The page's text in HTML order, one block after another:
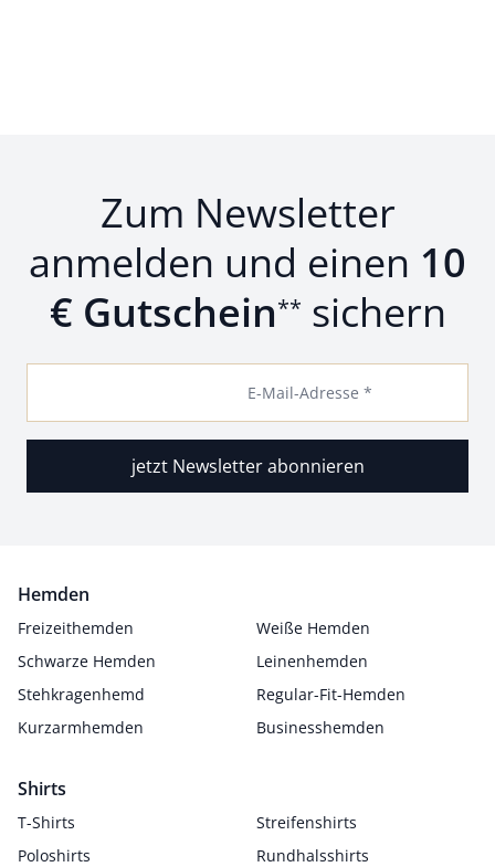
Zum Newsletter
anmelden und einen 10
€ Gutschein** sichern
E-Mail-Adresse *
jetzt Newsletter abonnieren
Hemden
Freizeithemden
Weiße Hemden
Schwarze Hemden
Leinenhemden
Stehkragenhemd
Regular-Fit-Hemden
Kurzarmhemden
Businesshemden
Shirts
T-Shirts
Streifenshirts
Poloshirts
Rundhalsshirts